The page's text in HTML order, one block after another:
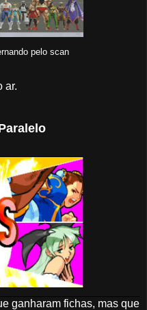
pelo scan
ar.
ganharam fichas, mas que